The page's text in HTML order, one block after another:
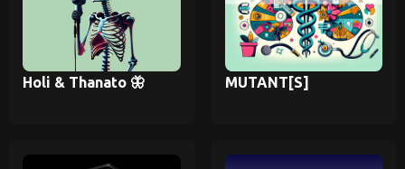
Holi & Thanato 🦋 MUTANT[S]